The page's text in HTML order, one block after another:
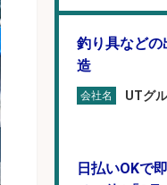
釣り具など
造
会社名 UTグ
日払いOKで